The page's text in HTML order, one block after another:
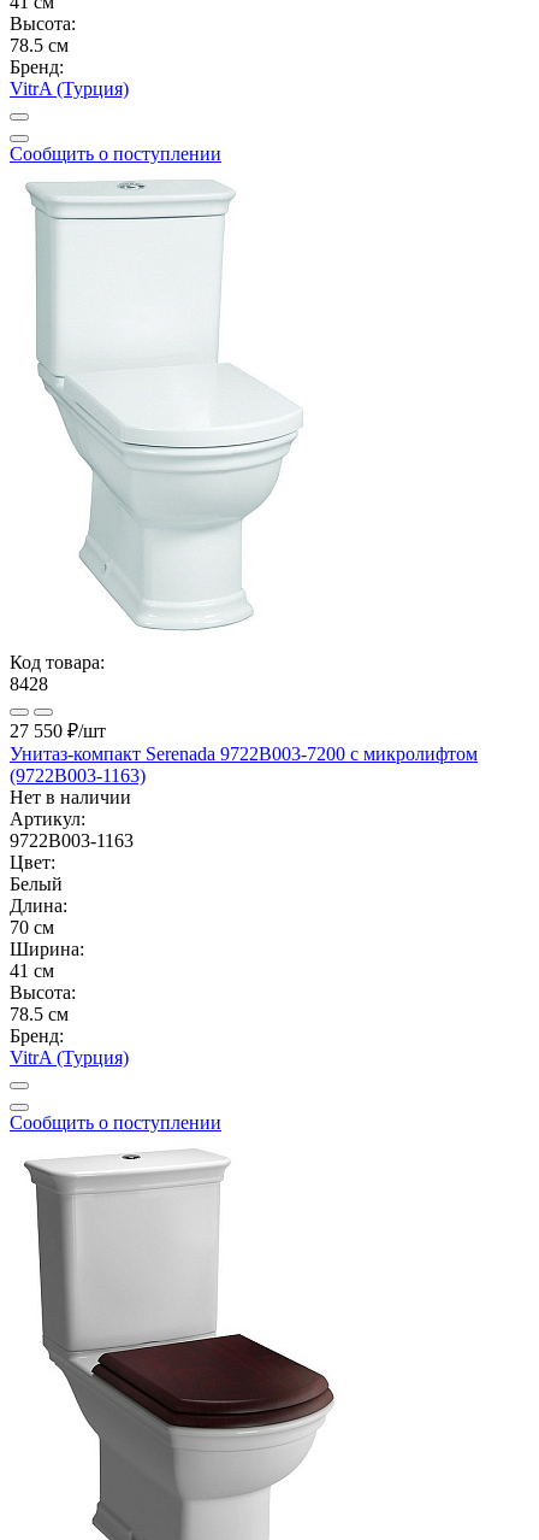
Высота:
78.5 см
Бренд:
VitrA (Турция)
Сообщить о поступлении
Код товара:
8428
27 550 ₽/шт
Унитаз-компакт Serenada 9722B003-7200 с микролифтом
(9722B003-1163)
Нет в наличии
Артикул:
9722B003-1163
Цвет:
Белый
Длина:
70 см
Ширина:
41 см
Высота:
78.5 см
Бренд:
VitrA (Турция)
Сообщить о поступлении